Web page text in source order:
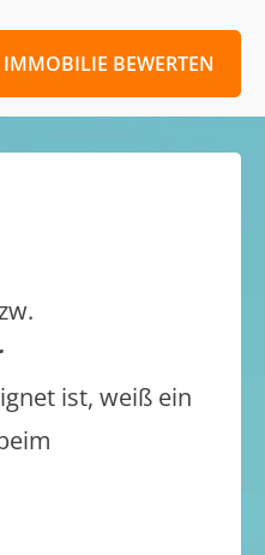
IMMOBILIE BEWERTEN
ist, weiß ein